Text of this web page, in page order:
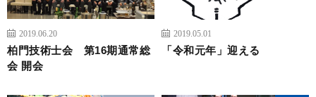
2019.06.20
柏門技術士会 第16期通常総
会 開会
2019.05.01
「令和元年」迎える